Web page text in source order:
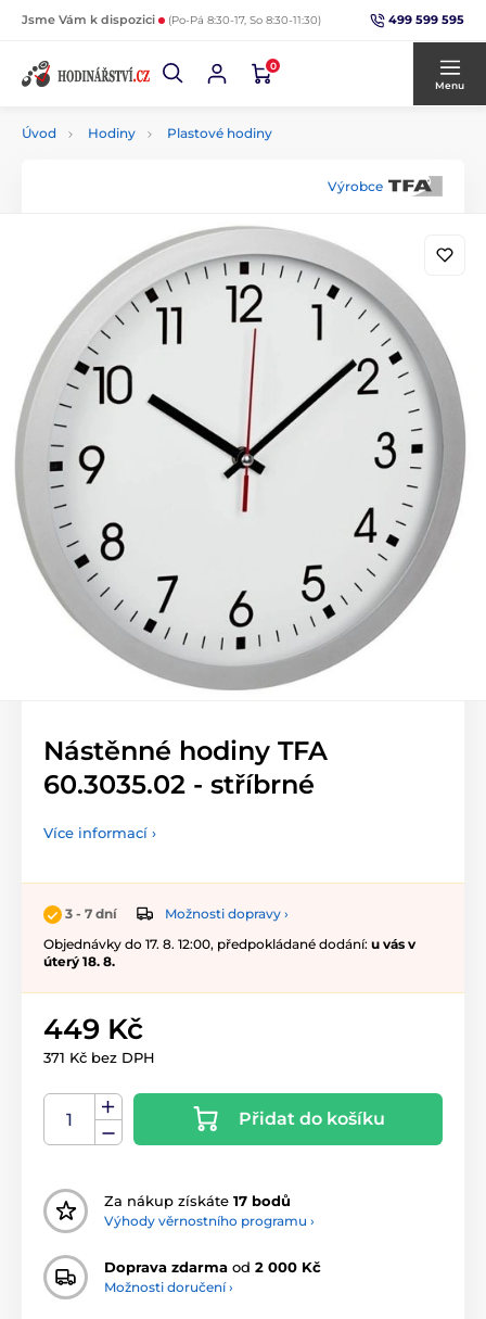
Jsme Vám k dispozici (Po-Pá 8:30-17, So 8:30-11:30) 499 599 595
0
Menu
Úvod Hodiny Plastové hodiny
Výrobce
Nástěnné hodiny TFA
60.3035.02 - stříbrné
Více informací ›
3 - 7 dní
Možnosti dopravy ›
Objednávky do 17. 8. 12:00, předpokládané dodání: u vás v
úterý 18. 8.
449 Kč
371 Kč bez DPH
Přidat do košíku
Za nákup získáte 17 bodů
Výhody věrnostního programu ›
Doprava zdarma od 2 000 Kč
Možnosti doručení ›